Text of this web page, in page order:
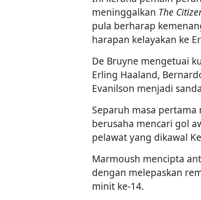
meninggalkan The
pula berharap
harapan kelayakan ke
De Bruyne mengetuai
Erling Haaland,
Evanilson menjadi
Separuh masa
berusaha mencari gol
pelawat yang dikawal
Marmoush mencipta
dengan melepaskan
minit ke-14.